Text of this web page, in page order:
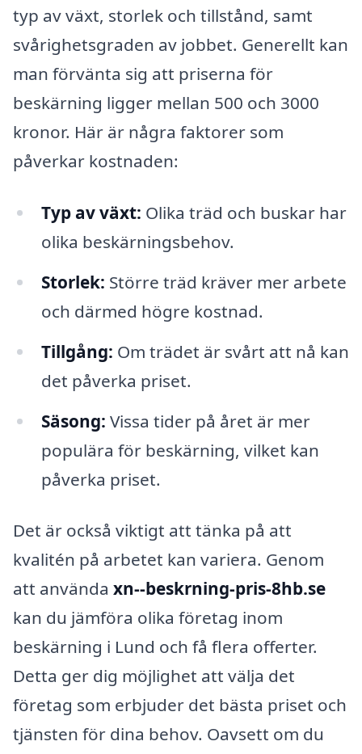
typ av växt, storlek och tillstånd, samt
svårighetsgraden av jobbet. Generellt kan
man förvänta sig att priserna för
beskärning ligger mellan 500 och 3000
kronor. Här är några faktorer som
påverkar kostnaden:
Typ av växt: Olika träd och buskar har
olika beskärningsbehov.
Storlek: Större träd kräver mer arbete
och därmed högre kostnad.
Tillgång: Om trädet är svårt att nå kan
det påverka priset.
Säsong: Vissa tider på året är mer
populära för beskärning, vilket kan
påverka priset.
Det är också viktigt att tänka på att
kvalitén på arbetet kan variera. Genom
att använda xn--beskrning-pris-8hb.se
kan du jämföra olika företag inom
beskärning i Lund och få flera offerter.
Detta ger dig möjlighet att välja det
företag som erbjuder det bästa priset och
tjänsten för dina behov. Oavsett om du